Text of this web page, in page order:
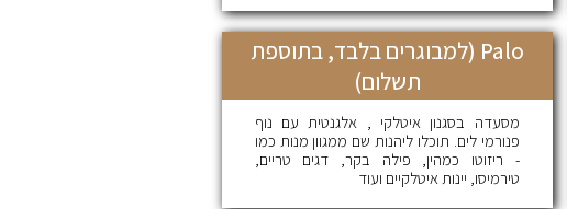
Palo (למבוגרים בלבד, בתוספת
תשלום)
מסעדה בסגנון איטלקי , אלגנטית עם נוף
פנורמי לים. תוכלו ליהנות שם ממגוון מנות כמו
- ריזוטו כמהין, פילה בקר, דגים טריים,
טירמיסו, יינות איטלקיים ועוד